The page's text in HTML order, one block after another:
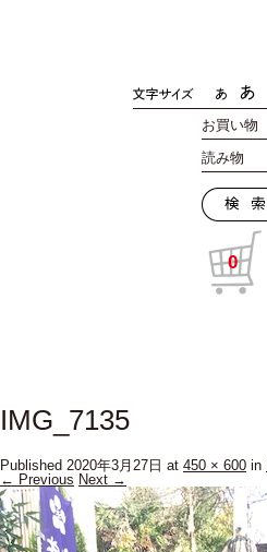
お買い物
読み物
0
IMG_7135
Published 2020年3月27日 at 450 × 600 in
← Previous Next →